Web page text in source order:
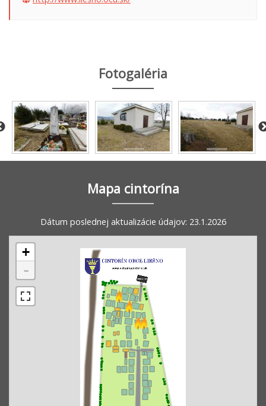
Fotogaléria
Mapa cintorína
Dátum poslednej aktualizácie údajov: 23.1.2026
+
-